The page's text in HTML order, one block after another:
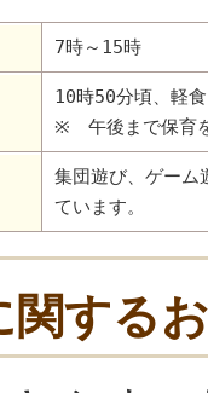
7時～15時
10時50分頃、軽
※ 午後まで保育
集団遊び、ゲーム
ています。
関する